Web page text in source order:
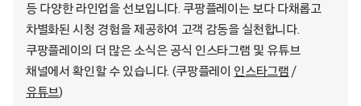
등 다양한 라인업을 선보입니다. 쿠팡플레이는 보다 다채롭고
차별화된 시청 경험을 제공하여 고객 감동을 실천합니다.
쿠팡플레이의 더 많은 소식은 공식 인스타그램 및 유튜브
채널에서 확인할 수 있습니다. (쿠팡플레이 인스타그램 /
유튜브)